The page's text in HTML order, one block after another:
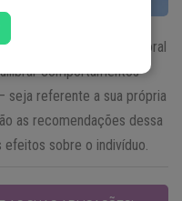
como patologia, o floral
comportamentos
referente a sua própria
as recomendações dessa
sobre o indivíduo.